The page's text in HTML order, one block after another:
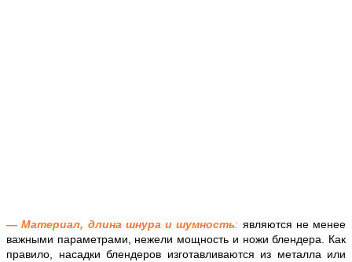
— Материал, длина шнура и шумность: являются не менее
важными параметрами, нежели мощность и ножи блендера. Как
правило, насадки блендеров изготавливаются из металла или